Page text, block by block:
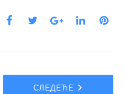
СЛЕДЕЋЕ